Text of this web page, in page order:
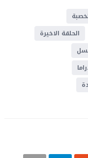
الحلقة الاخيرة